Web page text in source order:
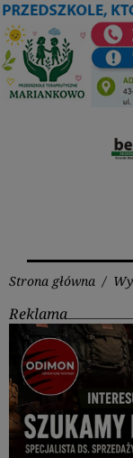
Przejdź
do
treści
Strona główna /
Reklama